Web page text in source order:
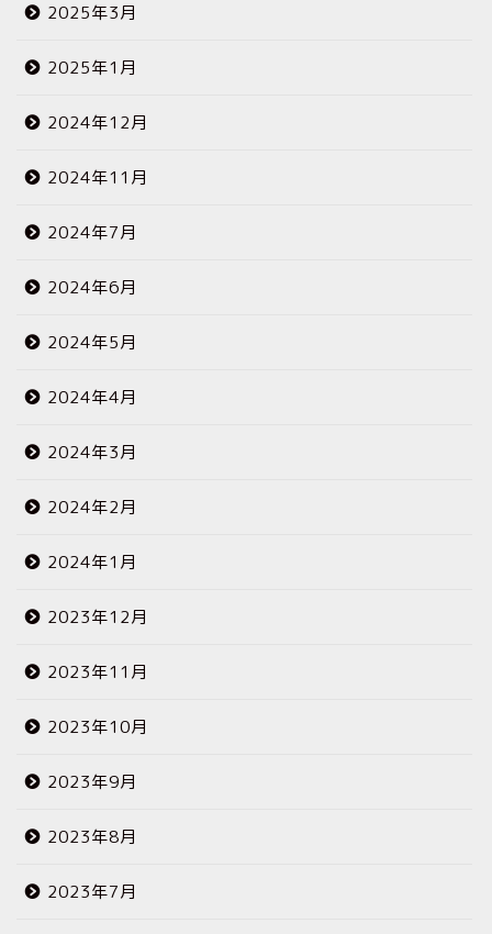
2025年3月
2025年1月
2024年12月
2024年11月
2024年7月
2024年6月
2024年5月
2024年4月
2024年3月
2024年2月
2024年1月
2023年12月
2023年11月
2023年10月
2023年9月
2023年8月
2023年7月